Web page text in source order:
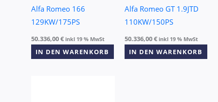
Alfa Romeo 166
129KW/175PS
50.336,00€ inkl 19 % MwSt
IN DEN WARENKORB
Alfa Romeo GT 1.9JTD
110KW/150PS
50.336,00€ inkl 19 % MwSt
IN DEN WARENKORB